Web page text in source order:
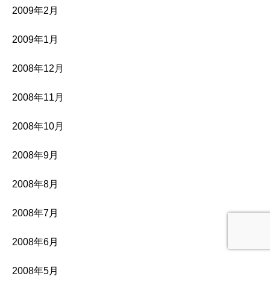
2009年2月
2009年1月
2008年12月
2008年11月
2008年10月
2008年9月
2008年8月
2008年7月
2008年6月
2008年5月